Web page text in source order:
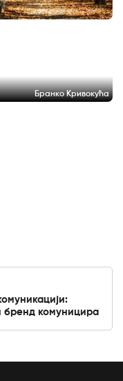
Бранко Кривокућа
бренд комуницира